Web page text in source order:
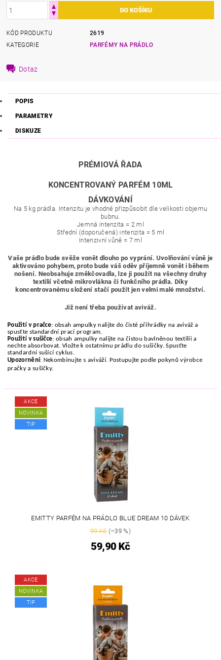
KÓD PRODUKTU
2619
KATEGORIE
PARFÉMY NA PRÁDLO
Dotaz
POPIS
PARAMETRY
DISKUZE
PRÉMIOVÁ ŘADA
KONCENTROVANÝ PARFÉM 10ML
DÁVKOVÁNÍ
Na 5 kg prádla. Intenzitu je vhodné přizpůsobit dle velikosti objemu
bubnu.
Jemná intenzita = 2 ml
Střední (doporučená) intenzita = 5 ml
Intenzivní vůně = 7 ml
Vaše prádlo bude svěže vonět dlouho po vyprání. Uvolňování vůně je
aktivováno pohybem, proto bude váš oděv příjemně vonět i během
nošení. Neobsahuje změkčovadla, lze ji použít na všechny druhy
textilií včetně mikrovlákna či funkčního prádla. Díky
koncentrovanému složení stačí použít jen velmi malé množství.
Již není třeba používat aviváž.
Použití v pračce: obsah ampulky nalijte do čisté přihrádky na aviváž a
spusťte standardní prací program.
Použití v sušičce: obsah ampulky nalijte na čistou bavlněnou textilii a
nechte absorbovat. Vložte k ostatnímu prádlu do sušičky. Spusťte
standardní sušící cyklus.
Upozornění: Nekombinujte s aviváží. Postupujte podle pokynů výrobce
pračky a sušičky.
AKCE
NOVINKA
TIP
EMITTY PARFÉM NA PRÁDLO BLUE DREAM 10 DÁVEK
99 Kč(–39 %)
59,90 Kč
AKCE
NOVINKA
TIP